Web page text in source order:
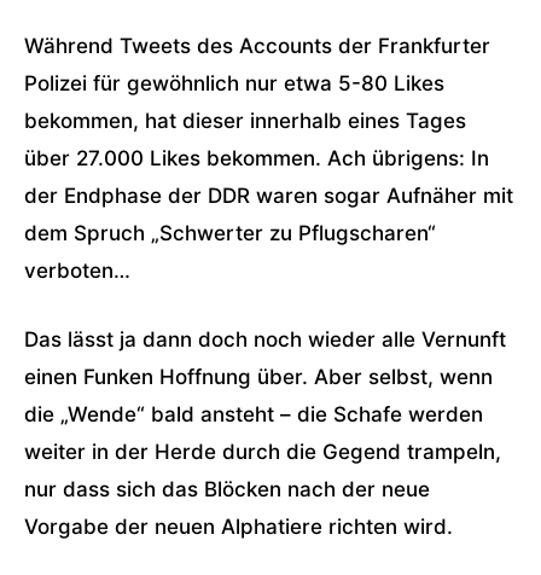
Während Tweets des Accounts der Frankfurter
Polizei für gewöhnlich nur etwa 5-80 Likes
bekommen, hat dieser innerhalb eines Tages
über 27.000 Likes bekommen. Ach übrigens: In
der Endphase der DDR waren sogar Aufnäher mit
dem Spruch „Schwerter zu Pflugscharen“
verboten…
Das lässt ja dann doch noch wieder alle Vernunft
einen Funken Hoffnung über. Aber selbst, wenn
die „Wende“ bald ansteht – die Schafe werden
weiter in der Herde durch die Gegend trampeln,
nur dass sich das Blöcken nach der neue
Vorgabe der neuen Alphatiere richten wird.